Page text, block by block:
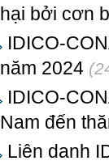
hại bởi cơn
IDICO-
năm 2024
IDICO-
Nam đến
Liên danh